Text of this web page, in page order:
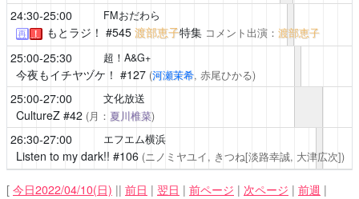
24:30-25:00 FMおだわら
再 ！ もとラジ！ #545 渡部恵子特集 コメント出演： 渡部恵子
25:00-25:30 超！A&G+
今夜もイチヤヅケ！ #127 (河瀬茉希, 赤尾ひかる)
25:00-27:00 文化放送
CultureZ#42 (月： 夏川椎菜)
26:30-27:00 エフエム横浜
Listen to my dark!! #106 (ニノミヤユイ, きつね[淡路幸誠, 大津広次])
[ 今日2022/04/10(日) || 前日 | 翌日 | 前ページ | 次ページ | 前週 |